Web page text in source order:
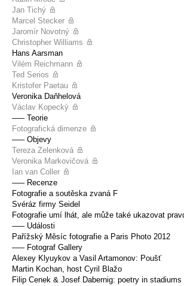
Jan Tichý
Marcel Stecker
Jaromír Novotný
Christopher Williams
Hans Aarsman
Vilém Reichmann
Ted Serios
Kristofer Paetau
Veronika Daňhelová
Václav Kopecký
––– Teorie
Fotografická dimenze
––– Objevy
Tereza Zelenková
Veronika Markovičová
Ian van Coller
––– Recenze
Fotografie a soutěska zvaná F
Svéráz firmy Seidel
Fotografie umí lhát, ale může také ukazovat
––– Události
Pařížský Měsíc fotografie a Paris Photo 2012
––– Fotograf Gallery
Alexey Klyuykov a Vasil Artamonov: Poušť
Martin Kochan, host Cyril Blažo
Filip Cenek & Josef Dabernig: poetry in stadiums